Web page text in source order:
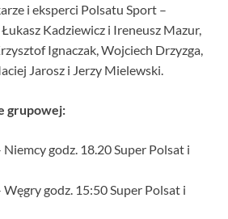
i eksperci Polsatu Sport –
Kadziewicz i Ireneusz Mazur,
Ignaczak, Wojciech Drzyzga,
Jarosz i Jerzy Mielewski.
grupowej:
godz. 18.20 Super Polsat i
godz. 15:50 Super Polsat i